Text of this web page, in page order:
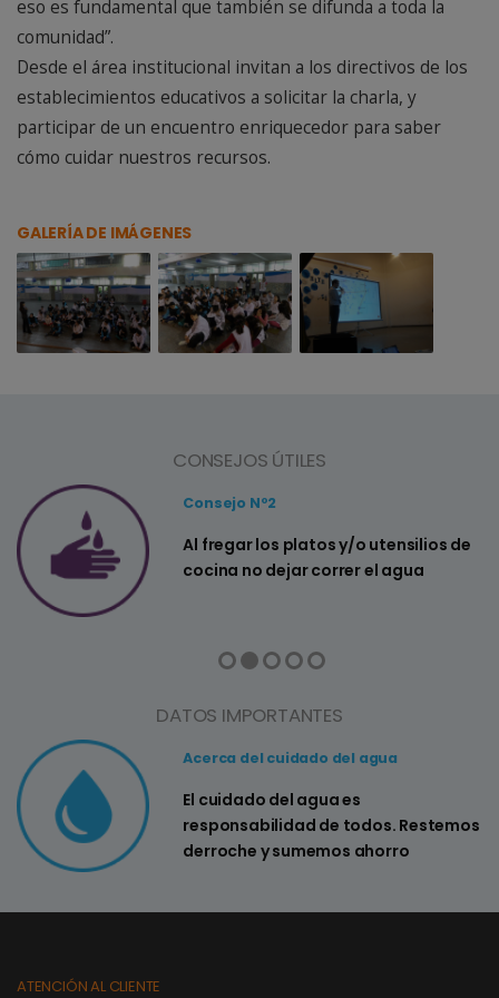
eso es fundamental que también se difunda a toda la
comunidad”.
Desde el área institucional invitan a los directivos de los
establecimientos educativos a solicitar la charla, y
participar de un encuentro enriquecedor para saber
cómo cuidar nuestros recursos.
GALERÍA DE IMÁGENES
CONSEJOS ÚTILES
Consejo Nº2
Al fregar los platos y/o utensilios de
cocina no dejar correr el agua
DATOS IMPORTANTES
Acerca del cuidado del agua
El cuidado del agua es
responsabilidad de todos. Restemos
derroche y sumemos ahorro
ATENCIÓN AL CLIENTE